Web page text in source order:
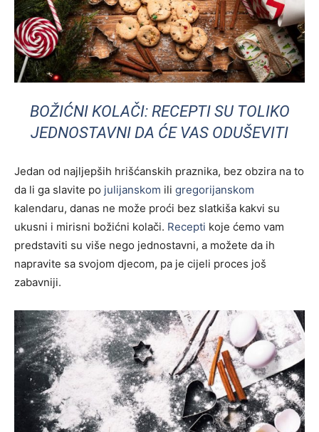
BOŽIĆNI KOLAČI: RECEPTI SU TOLIKO
JEDNOSTAVNI DA ĆE VAS ODUŠEVITI
Jedan od najljepših hrišćanskih praznika, bez obzira na to
da li ga slavite po julijanskom ili gregorijanskom
kalendaru, danas ne može proći bez slatkiša kakvi su
ukusni i mirisni božićni kolači. Recepti koje ćemo vam
predstaviti su više nego jednostavni, a možete da ih
napravite sa svojom djecom, pa je cijeli proces još
zabavniji.